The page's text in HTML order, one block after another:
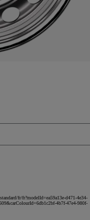
fr/fr?modelId=ea59a13e-d471-4e34-
4b7f-47e4-980f-